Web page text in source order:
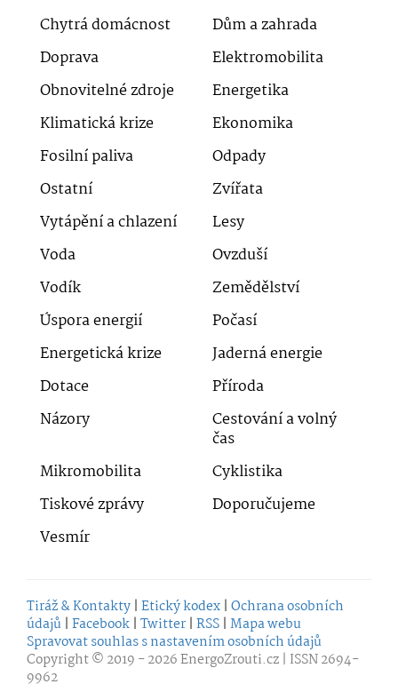
Chytrá domácnost
Dům a zahrada
Doprava
Elektromobilita
Obnovitelné zdroje
Energetika
Klimatická krize
Ekonomika
Fosilní paliva
Odpady
Ostatní
Zvířata
Vytápění a chlazení
Lesy
Voda
Ovzduší
Vodík
Zemědělství
Úspora energií
Počasí
Energetická krize
Jaderná energie
Dotace
Příroda
Názory
Cestování a volný
čas
Mikromobilita
Cyklistika
Tiskové zprávy
Doporučujeme
Vesmír
Tiráž & Kontakty | Etický kodex | Ochrana osobních
údajů | Facebook | Twitter | RSS | Mapa webu
Spravovat souhlas s nastavením osobních údajů
Copyright © 2019 - 2026EnergoZrouti.cz | ISSN 2694-
9962